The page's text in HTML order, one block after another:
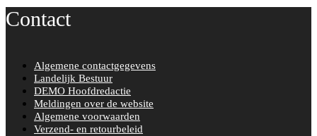
Contact
Algemene contactgegevens
Landelijk Bestuur
DEMO Hoofdredactie
Meldingen over de website
Algemene voorwaarden
Verzend- en retourbeleid